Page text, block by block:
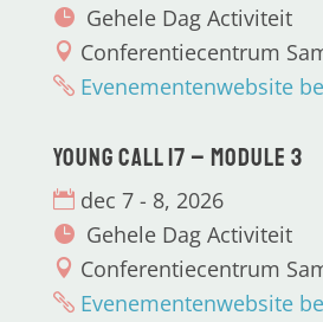
Gehele Dag Activiteit
Conferentiecentrum
Evenementenwebsite
Young CALL 17 – Module 3
dec 7 - 8, 2026
Gehele Dag Activiteit
Conferentiecentrum
Evenementenwebsite